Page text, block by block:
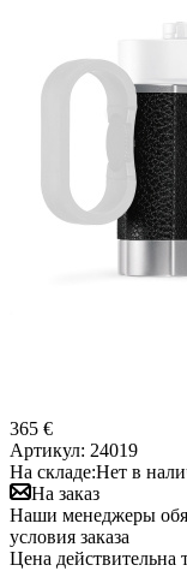
365 €
Артикул: 24019
На складе:Нет в
На заказ
Наши менеджеры
условия заказа
Цена действительна